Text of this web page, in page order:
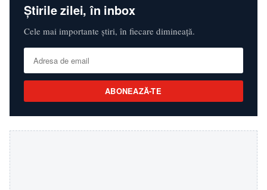
Știrile zilei, în inbox
Cele mai importante știri, în fiecare dimineață.
ABONEAZĂ-TE